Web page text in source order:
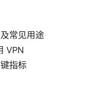
常见用途
VPN
指标